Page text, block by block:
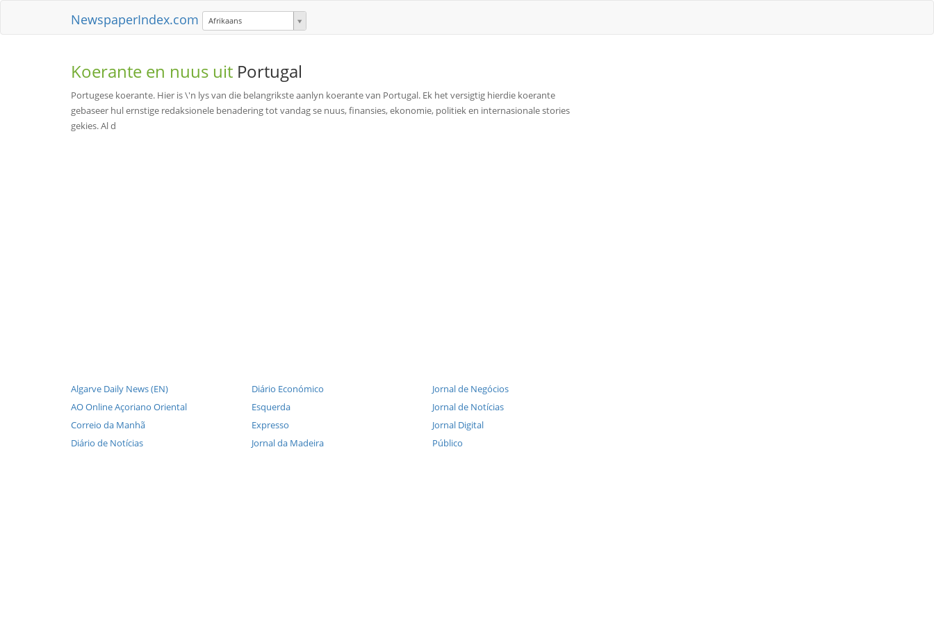
NewspaperIndex.com Afrikaans
Koerante en nuus uit Portugal
Portugese koerante. Hier is \'n lys van die belangrikste aanlyn koerante van Portugal. Ek het versigtig hierdie koerante
gebaseer hul ernstige redaksionele benadering tot vandag se nuus, finansies, ekonomie, politiek en internasionale stories
gekies. Al d
Algarve Daily News (EN)
AO Online Açoriano Oriental
Correio da Manhã
Diário de Notícias
Diário Económico
Esquerda
Expresso
Jornal da Madeira
Jornal de Negócios
Jornal de Notícias
Jornal Digital
Público